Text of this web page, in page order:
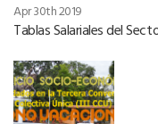
Apr 30th 2019
Tablas Salariales del